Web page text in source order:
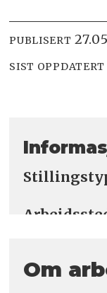
PUBLISERT
SIST OPPDATERT
Om